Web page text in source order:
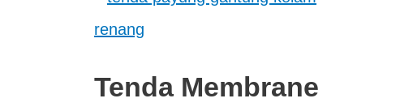
Tenda Membrane